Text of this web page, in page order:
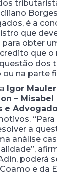
é a
que
para obter
que
dos
na parte
Igor
– Misabel
e
a
análise
poderá
e da